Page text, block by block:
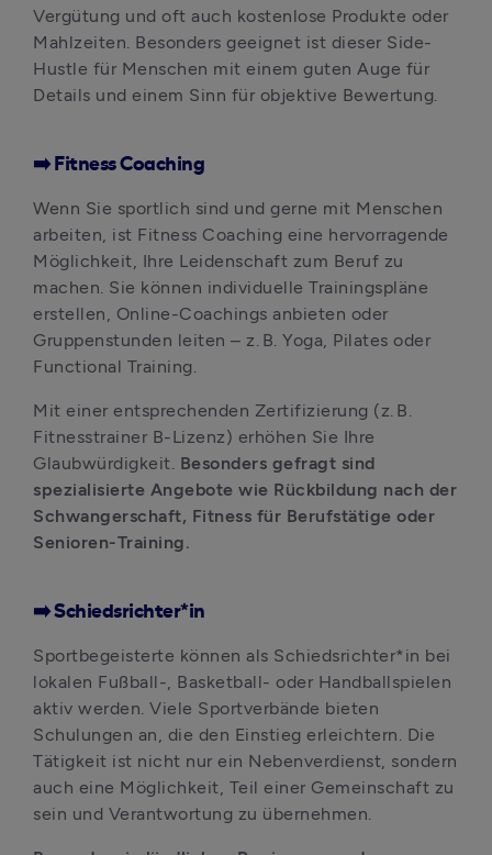
Vergütung und oft auch kostenlose Produkte oder
Mahlzeiten. Besonders geeignet ist dieser Side-
Hustle für Menschen mit einem guten Auge für
Details und einem Sinn für objektive Bewertung.
➡️ Fitness Coaching
Wenn Sie sportlich sind und gerne mit Menschen
arbeiten, ist Fitness Coaching eine hervorragende
Möglichkeit, Ihre Leidenschaft zum Beruf zu
machen. Sie können individuelle Trainingspläne
erstellen, Online-Coachings anbieten oder
Gruppenstunden leiten – z. B. Yoga, Pilates oder
Functional Training.
Mit einer entsprechenden Zertifizierung (z. B.
Fitnesstrainer B-Lizenz) erhöhen Sie Ihre
Glaubwürdigkeit. Besonders gefragt sind
spezialisierte Angebote wie Rückbildung nach der
Schwangerschaft, Fitness für Berufstätige oder
Senioren-Training.
➡️ Schiedsrichter*in
Sportbegeisterte können als Schiedsrichter*in bei
lokalen Fußball-, Basketball- oder Handballspielen
aktiv werden. Viele Sportverbände bieten
Schulungen an, die den Einstieg erleichtern. Die
Tätigkeit ist nicht nur ein Nebenverdienst, sondern
auch eine Möglichkeit, Teil einer Gemeinschaft zu
sein und Verantwortung zu übernehmen.